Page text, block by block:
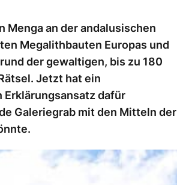
Menga an der andalusischen
Megalithbauten Europas und
der gewaltigen, bis zu 180
Jetzt hat ein
dafür
Galeriegrab mit den Mitteln der